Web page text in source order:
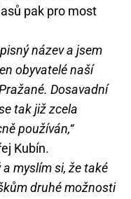
pak pro most
název a jsem
obyvatelé naší
Dosavadní
tak již zcela
používán,“
Kubín.
a myslím si, že také
druhé možnosti